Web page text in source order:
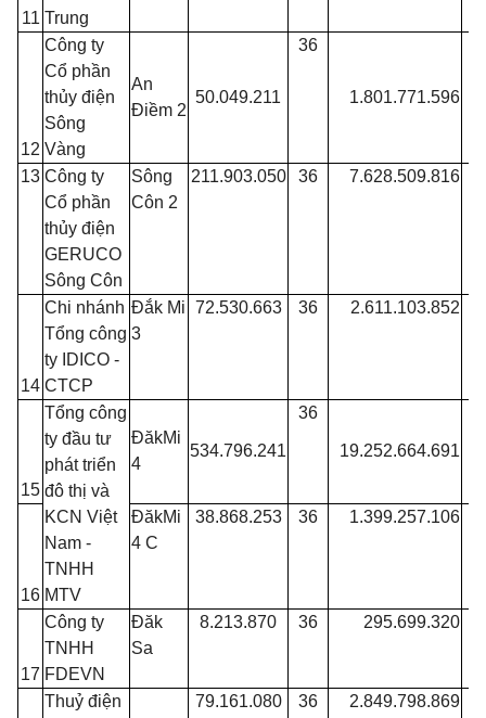
11 Trung
12
Công ty
Cổ phần
thủy điện
Sông
Vàng
An
Điềm 2
50.049.211
36
1.801.771.596
13 Công ty
Cổ phần
thủy điện
GERUCO
Sông Côn
Sông
Côn 2
211.903.050 36 7.628.509.816
14
Chi nhánh
Tổng công
ty IDICO -
CTCP
Đắk Mi
3
72.530.663 36 2.611.103.852
15
Tổng công
ty đầu tư
phát triển
đô thị và
KCN Việt
Nam -
TNHH
MTV
ĐăkMi
4
534.796.241
36
19.252.664.691
16
ĐăkMi
4 C
38.868.253 36 1.399.257.106
17
Công ty
TNHH
FDEVN
Đăk
Sa
8.213.870 36 295.699.320
Thuỷ điện
79.161.080 36 2.849.798.869